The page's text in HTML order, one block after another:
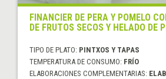
FINANCIER DE PERA Y POMELO
DE FRUTOS SECOS Y HELADO DE
TIPO DE PLATO: PINTXOS Y TAPAS
TEMPERATURA DE CONSUMO: FRÍO
ELABORACIONES COMPLEMENTARIAS: